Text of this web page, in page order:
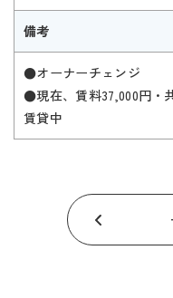
備考
●オーナーチェンジ
●現在、賃料37,000円・
賃貸中